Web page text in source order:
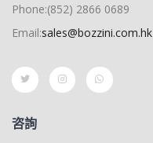
Phone:(852) 2866 0689
Email:sales@bozzini.com.hk
咨詢